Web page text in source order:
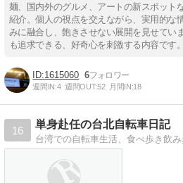
麺、国内外のグルメ、アートの新スポット
紹介。個人の視点を交えながら、実用的な
みに融合し、飽きさせない展開を見せてい
も追求できる、好奇心を刺激する内容です。
1615060 6
週間IN:4 週間OUT:52 月間IN:18
16
単身赴任の台北自転車日記